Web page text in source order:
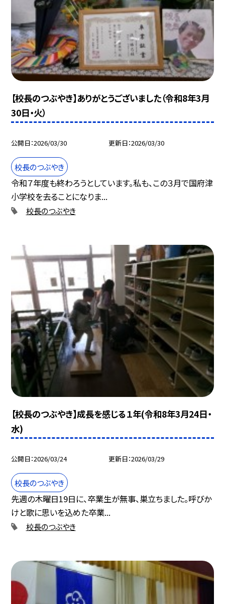
【校長のつぶやき】ありがとうございました（令和8年3月
30日・火）
公開日 2026/03/30 更新日 2026/03/30
校長のつぶやき
令和７年度も終わろうとしています。私も、この３月で国府津
小学校を去ることになりま...
校長のつぶやき
【校長のつぶやき】成長を感じる１年(令和8年3月24日・
水)
公開日 2026/03/24 更新日 2026/03/29
校長のつぶやき
先週の木曜日19日に、卒業生が無事、巣立ちました。呼びか
けと歌に思いを込めた卒業...
校長のつぶやき